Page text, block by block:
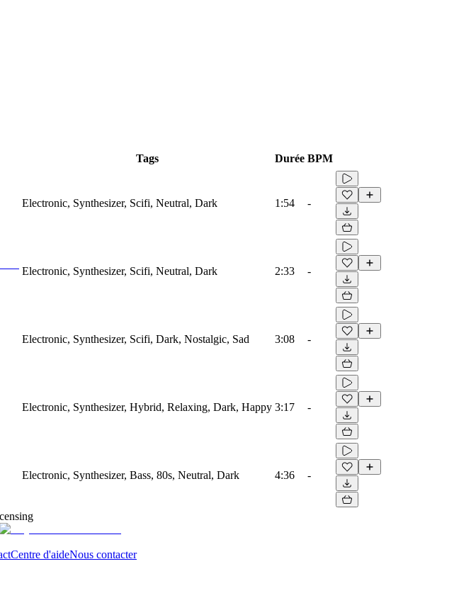
Tags Durée BPM
Electronic, Synthesizer, Scifi, Neutral, Dark 1:54 -
Electronic, Synthesizer, Scifi, Neutral, Dark 2:33 -
Electronic, Synthesizer, Scifi, Dark, Nostalgic, Sad 3:08 -
Electronic, Synthesizer, Hybrid, Relaxing, Dark, Happy 3:17 -
Electronic, Synthesizer, Bass, 80s, Neutral, Dark 4:36 -
Centre d'aideNous contacter